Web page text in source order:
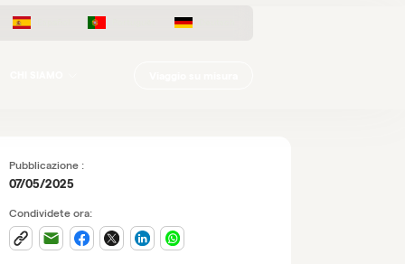
Pubblicazione :
07/05/2025
Condividete ora: